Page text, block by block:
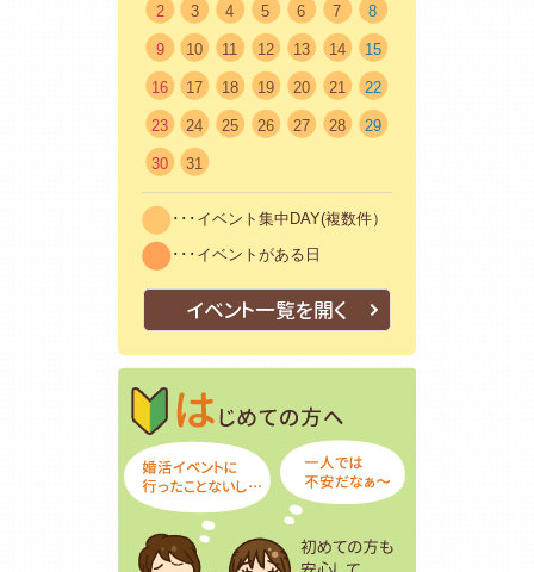
2 3 4 5 6 7 8
9 10 11 12 13 14 15
16 17 18 19 20 21 22
23 24 25 26 27 28 29
30 31
･･･イベント集中DAY(複数件）
･･･イベントがある日
イベント一覧を開く
はじめての方